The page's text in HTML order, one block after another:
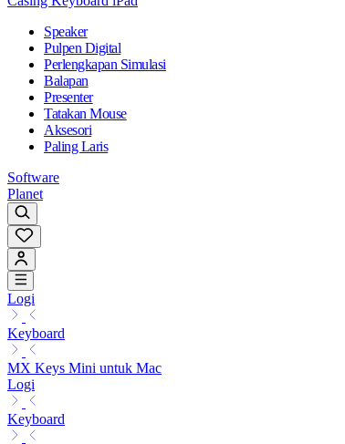
Speaker
Pulpen Digital
Perlengkapan Simulasi
Balapan
Presenter
Tatakan Mouse
Aksesori
Paling Laris
Software
Planet
Logi
Keyboard
MX Keys Mini untuk Mac
Logi
Keyboard